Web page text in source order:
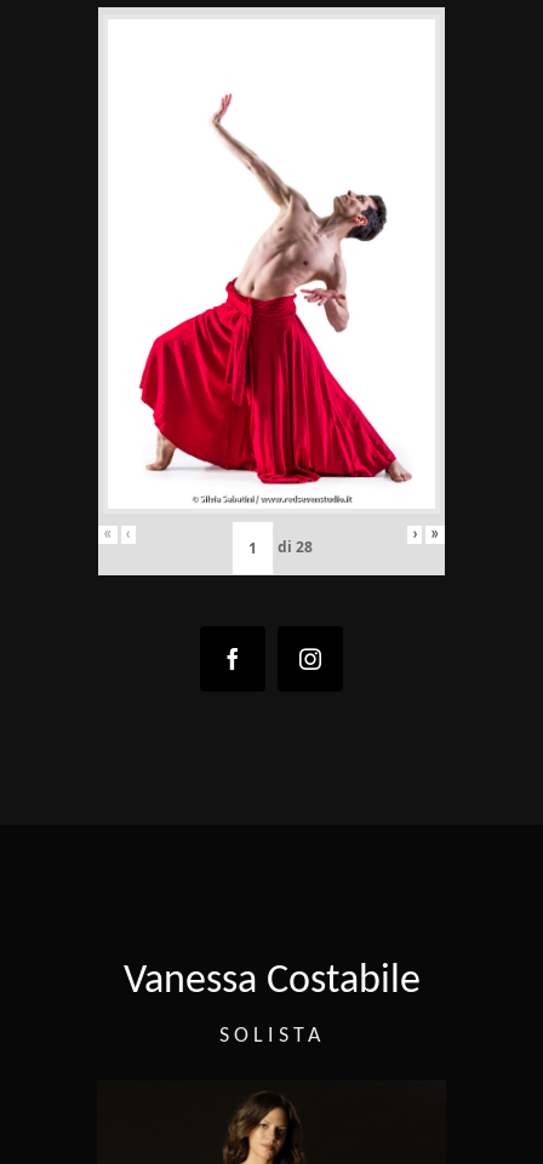
« ‹
di 28
› »
Vanessa Costabile
SOLISTA